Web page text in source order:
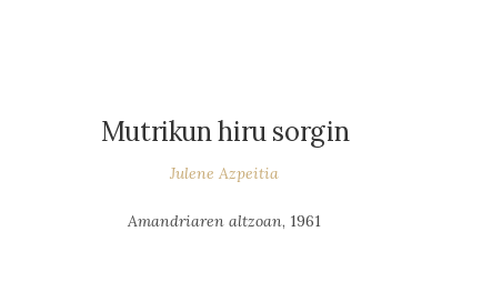
Mutrikun hiru sorgin
Julene Azpeitia
Amandriaren altzoan, 1961